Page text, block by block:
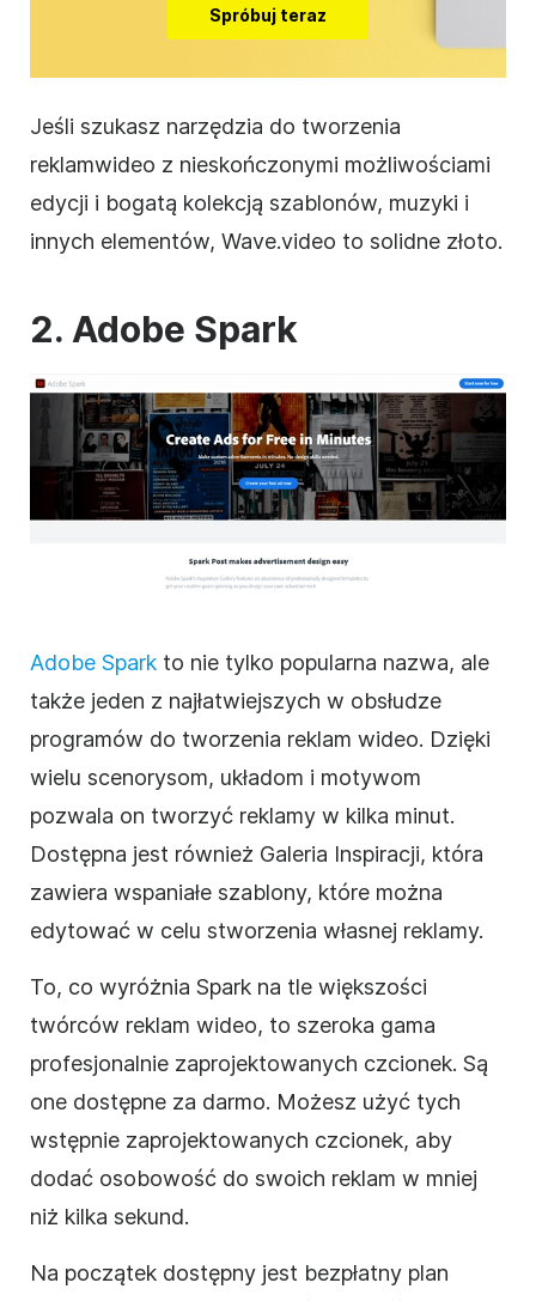
Spróbuj teraz
Jeśli szukasz narzędzia do tworzenia
reklamwideo z nieskończonymi możliwościami
edycji i bogatą kolekcją szablonów, muzyki i
innych elementów, Wave.video to solidne złoto.
2. Adobe Spark
Adobe Spark to nie tylko popularna nazwa, ale
także jeden z najłatwiejszych w obsłudze
programów do tworzenia reklam wideo. Dzięki
wielu scenorysom, układom i motywom
pozwala on tworzyć reklamy w kilka minut.
Dostępna jest również Galeria Inspiracji, która
zawiera wspaniałe szablony, które można
edytować w celu stworzenia własnej reklamy.
To, co wyróżnia Spark na tle większości
twórców reklam wideo, to szeroka gama
profesjonalnie zaprojektowanych czcionek. Są
one dostępne za darmo. Możesz użyć tych
wstępnie zaprojektowanych czcionek, aby
dodać osobowość do swoich reklam w mniej
niż kilka sekund.
Na początek dostępny jest bezpłatny plan